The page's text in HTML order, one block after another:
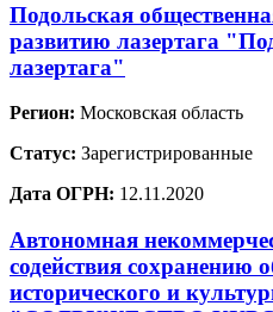
Подольская
развитию лазертага
лазертага"
Регион: Московская область
Статус: Зарегистрированные
Дата ОГРН: 12.11.2020
Автономная
содействия сохранению
исторического и